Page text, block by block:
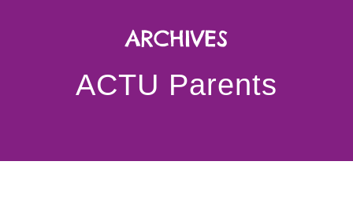
ARCHIVES
ACTU Parents